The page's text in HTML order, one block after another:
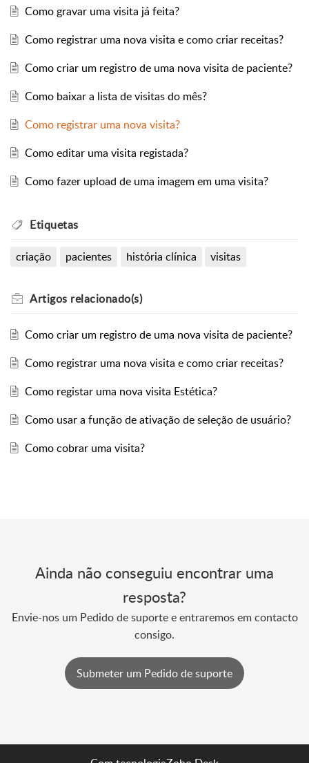
Como gravar uma visita já feita?
Como registrar uma nova visita e como criar receitas?
Como criar um registro de uma nova visita de paciente?
Como baixar a lista de visitas do mês?
Como registrar uma nova visita?
Como editar uma visita registada?
Como fazer upload de uma imagem em uma visita?
Etiquetas
criação pacientes história clínica visitas
Artigos relacionado(s)
Como criar um registro de uma nova visita de paciente?
Como registrar uma nova visita e como criar receitas?
Como registar uma nova visita Estética?
Como usar a função de ativação de seleção de usuário?
Como cobrar uma visita?
Ainda não conseguiu encontrar uma
resposta?
Envie-nos um Pedido de suporte e entraremos em contacto
consigo.
Submeter um Pedido de suporte